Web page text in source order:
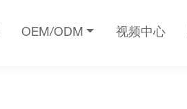
OEM/ODM 视频中心